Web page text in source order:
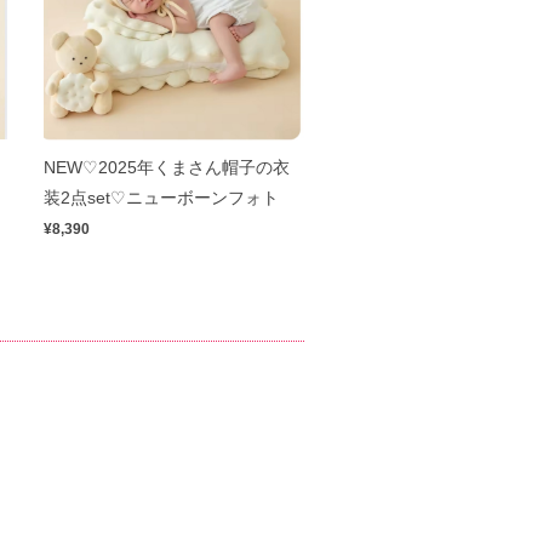
NEW♡2025年くまさん帽子の衣
装2点set♡ニューボーンフォト
¥8,390